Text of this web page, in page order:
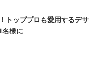
トッププロも愛用するデサ
名様に